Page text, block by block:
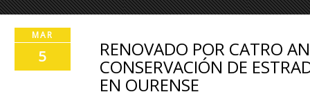
MAR
5 RENOVADO POR CATRO
CONSERVACIÓN DE
EN OURENSE